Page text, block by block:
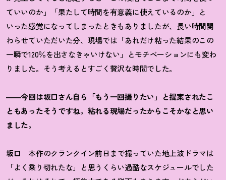
ていいのか」「果たして時間を有意義に使えているのか」と
いった感覚になってしまったときもありましたが、長い時間関
わらせていただいた分、現場では「あれだけ粘った結果のこの
一瞬で120％を出さなきゃいけない」とモチベーションにも変わ
りました。そう考えるとすごく贅沢な時間でした。
――今回は坂口さん自ら「もう一回撮りたい」と提案されたこ
ともあったそうですね。粘れる現場だったからこそかなと思い
ました。
坂口本作のクランクイン前日まで撮っていた地上波ドラマは
「よく乗り切れたな」と思うくらい過酷なスケジュールでした